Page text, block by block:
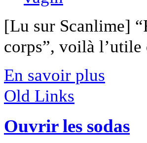
[Lu sur Scanlime]
corps”, voilà
En savoir plus
Old Links
Ouvrir les sodas